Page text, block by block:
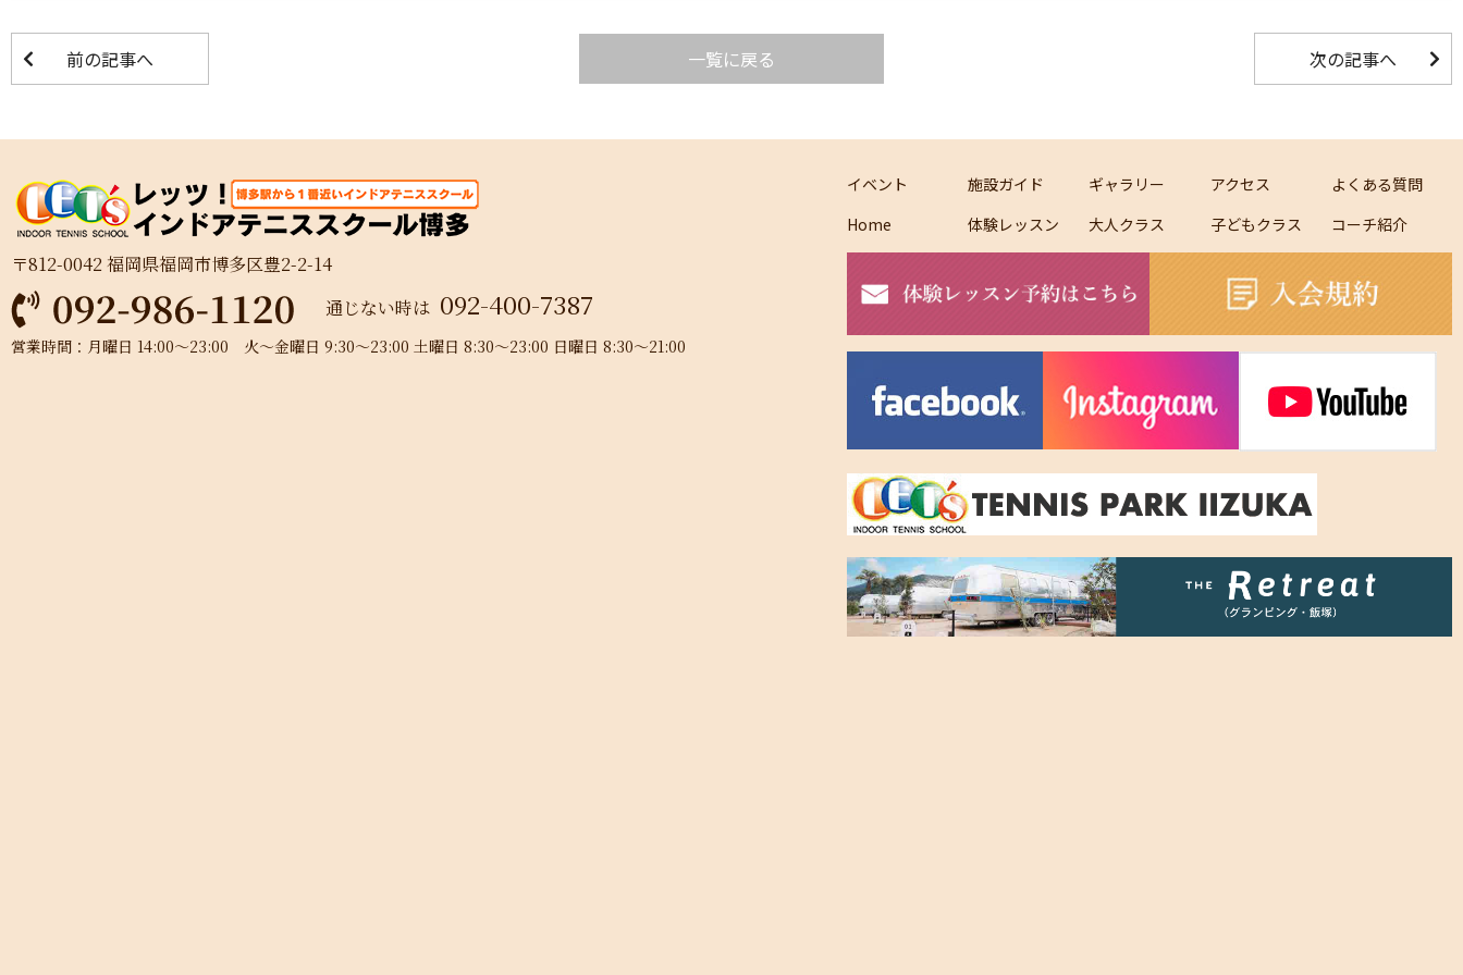
前の記事へ 一覧に戻る 次の記事へ
〒812-0042 福岡県福岡市博多区豊2-2-14
通じない時は 092-400-7387
営業時間：月曜日 14:00～23:00 火～金曜日 9:30～23:00 土曜日 8:30～23:00 日曜日 8:30～21:00
イベント 施設ガイド ギャラリー アクセス
よくある質問
Home
体験レッスン 大人クラス 子どもクラス コーチ紹介